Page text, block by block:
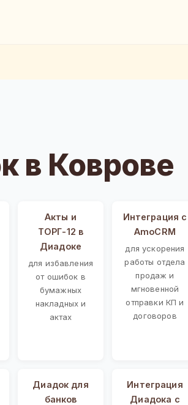
в Коврове
Акты и
ТОРГ-12 в
Диадоке
для избавления
от ошибок в
бумажных
накладных и
актах
Интеграция с
AmoCRM
для ускорения
работы отдела
продаж и
мгновенной
отправки КП и
договоров
Диадок для
банков
Интеграция
Диадока с